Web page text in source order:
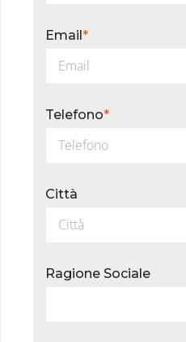
Email*
Telefono*
Città
Ragione Sociale